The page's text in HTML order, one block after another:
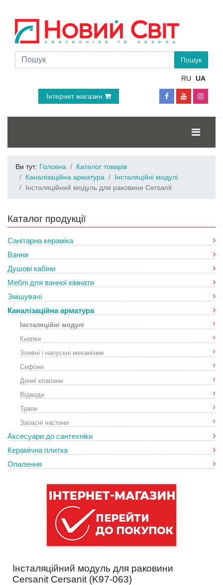
RU UA
Інтернет магазин
Ви тут: Головна
Каталог товарів
Каналізаційна арматура
Інсталяційні модулі
Інсталяційний модуль для раковини Cersanit
Каталог продукції
Санітарна кераміка
Ванни
Душові кабіни
Меблі для ванної кімнати
Змішувачі
Каналізаційна арматура
Інсталяційні модулі
Кнопки
Зливні і напускні механізми
Сифони
Донні клапани
Відводи
Трапи
Запасні частини
Аксесуари до сантехніки
Керамічна плитка
Опалення
Інсталяційний модуль для раковини
Cersanit Cersanit (K97-063)